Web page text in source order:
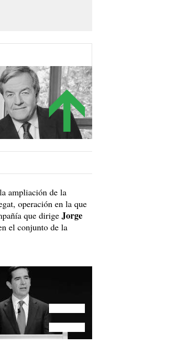
ampliación de la
operación en la que
que dirige Jorge
el conjunto de la